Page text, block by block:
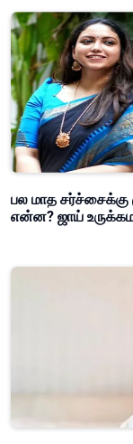
பல மாத சர்ச்சைக்கு
என்ன? ஜாய்